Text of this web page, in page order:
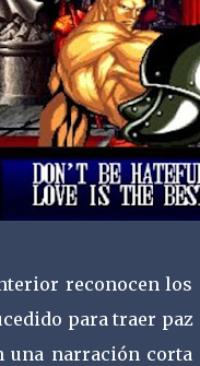
reconocen
para traer
una narración